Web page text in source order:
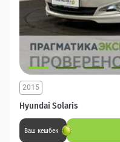
Hyundai Solaris
2015
Ваш кешбек